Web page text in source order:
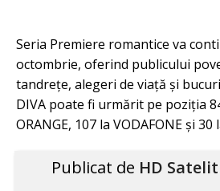
Seria Premiere romantice va
octombrie, oferind publicului
tandrețe, alegeri de viață și
DIVA poate fi urmărit pe poziția
ORANGE, 107 la VODAFONE și 30
Publicat de HD